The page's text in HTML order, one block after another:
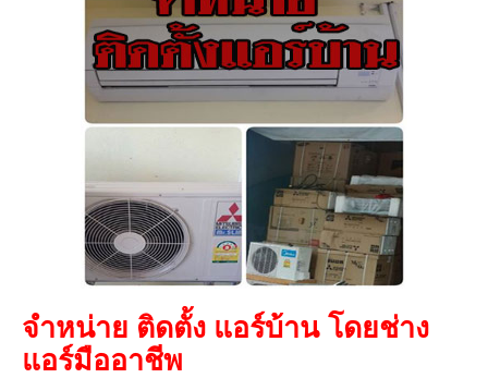
จำหน่าย ติดตั้ง แอร์บ้าน โดยช่าง
แอร์มืออาชีพ